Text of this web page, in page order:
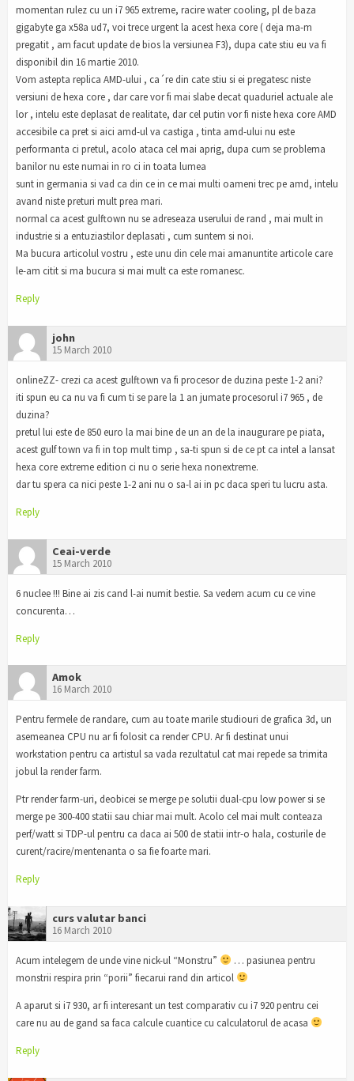
momentan rulez cu un i7 965 extreme, racire water cooling, pl de baza
gigabyte ga x58a ud7, voi trece urgent la acest hexa core ( deja ma-m
pregatit , am facut update de bios la versiunea F3), dupa cate stiu eu va fi
disponibil din 16 martie 2010.
Vom astepta replica AMD-ului , ca´re din cate stiu si ei pregatesc niste
versiuni de hexa core , dar care vor fi mai slabe decat quaduriel actuale ale
lor , intelu este deplasat de realitate, dar cel putin vor fi niste hexa core AMD
accesibile ca pret si aici amd-ul va castiga , tinta amd-ului nu este
performanta ci pretul, acolo ataca cel mai aprig, dupa cum se problema
banilor nu este numai in ro ci in toata lumea
sunt in germania si vad ca din ce in ce mai multi oameni trec pe amd, intelu
avand niste preturi mult prea mari.
normal ca acest gulftown nu se adreseaza userului de rand , mai mult in
industrie si a entuziastilor deplasati , cum suntem si noi.
Ma bucura articolul vostru , este unu din cele mai amanuntite articole care
le-am citit si ma bucura si mai mult ca este romanesc.
Reply
john
15 March 2010
onlineZZ- crezi ca acest gulftown va fi procesor de duzina peste 1-2 ani?
iti spun eu ca nu va fi cum ti se pare la 1 an jumate procesorul i7 965 , de
duzina?
pretul lui este de 850 euro la mai bine de un an de la inaugurare pe piata,
acest gulf town va fi in top mult timp , sa-ti spun si de ce pt ca intel a lansat
hexa core extreme edition ci nu o serie hexa nonextreme.
dar tu spera ca nici peste 1-2 ani nu o sa-l ai in pc daca speri tu lucru asta.
Reply
Ceai-verde
15 March 2010
6 nuclee !!! Bine ai zis cand l-ai numit bestie. Sa vedem acum cu ce vine
concurenta…
Reply
Amok
16 March 2010
Pentru fermele de randare, cum au toate marile studiouri de grafica 3d, un
asemeanea CPU nu ar fi folosit ca render CPU. Ar fi destinat unui
workstation pentru ca artistul sa vada rezultatul cat mai repede sa trimita
jobul la render farm.
Ptr render farm-uri, deobicei se merge pe solutii dual-cpu low power si se
merge pe 300-400 statii sau chiar mai mult. Acolo cel mai mult conteaza
perf/watt si TDP-ul pentru ca daca ai 500 de statii intr-o hala, costurile de
curent/racire/mentenanta o sa fie foarte mari.
Reply
curs valutar banci
16 March 2010
Acum intelegem de unde vine nick-ul “Monstru”
… pasiunea pentru
monstrii respira prin “porii” fiecarui rand din articol
A aparut si i7 930, ar fi interesant un test comparativ cu i7 920 pentru cei
care nu au de gand sa faca calcule cuantice cu calculatorul de acasa
Reply